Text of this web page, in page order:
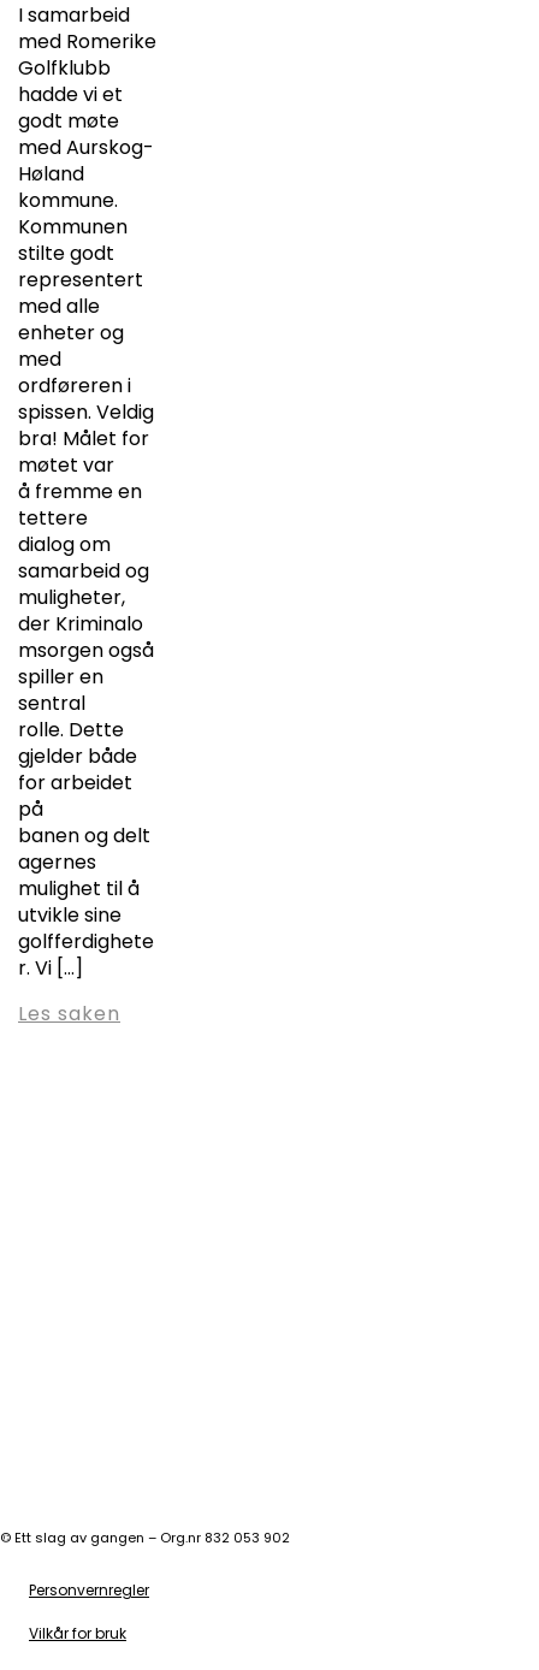
I samarbeid
med Romerike
Golfklubb
hadde vi et
godt møte
med Aurskog-
Høland
kommune.
Kommunen
stilte godt
representert
med alle
enheter og
med
ordføreren i
spissen. Veldig
bra! Målet for
møtet var
å fremme en
tettere
dialog om
samarbeid og
muligheter,
der Kriminalo
msorgen også
spiller en
sentral
rolle. Dette
gjelder både
for arbeidet
på
banen og delt
agernes
mulighet til å
utvikle sine
golfferdighete
r. Vi […]
Les saken
©Ett slag av gangen – Org.nr 832 053 902
Personvernregler
Vilkår for bruk